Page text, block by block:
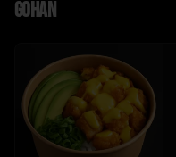
Gohan